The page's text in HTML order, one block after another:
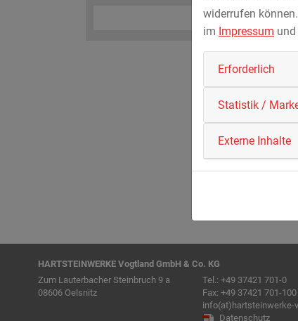
HARTSTEINWERKE Vogtland GmbH & Co. KG
Zum Lauterbacher Steinbruch 9 a
08606 Oelsnitz
Tel.: +49 37421 701-0
Fax: +49 37421 701-100
info(at)hartsteinwerke-
Datenschutz
widerrufen
im Impressum
Erforderlich
Statistik /
Externe Inhalte